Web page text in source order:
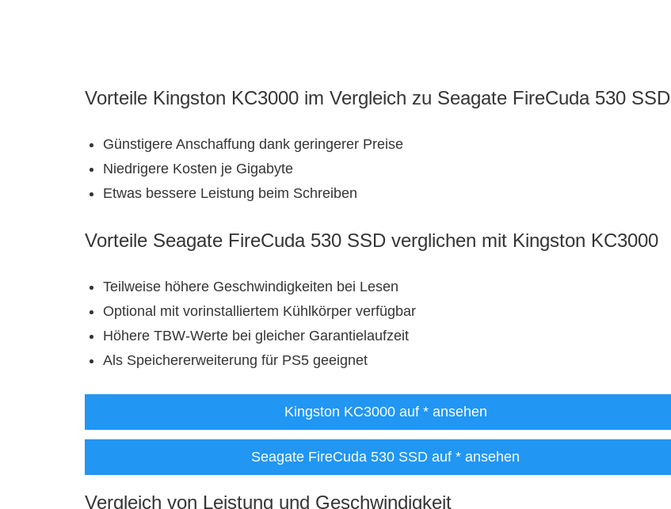
Vorteile Kingston KC3000 im Vergleich zu Seagate FireCuda 530 SSD
Günstigere Anschaffung dank geringerer Preise
Niedrigere Kosten je Gigabyte
Etwas bessere Leistung beim Schreiben
Vorteile Seagate FireCuda 530 SSD verglichen mit Kingston KC3000
Teilweise höhere Geschwindigkeiten bei Lesen
Optional mit vorinstalliertem Kühlkörper verfügbar
Höhere TBW-Werte bei gleicher Garantielaufzeit
Als Speichererweiterung für PS5 geeignet
Kingston KC3000 auf * ansehen
Seagate FireCuda 530 SSD auf* ansehen
Vergleich von Leistung und Geschwindigkeit